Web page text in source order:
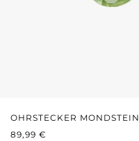
OHRSTECKER
REGULÄRER PREIS:
89,99 €